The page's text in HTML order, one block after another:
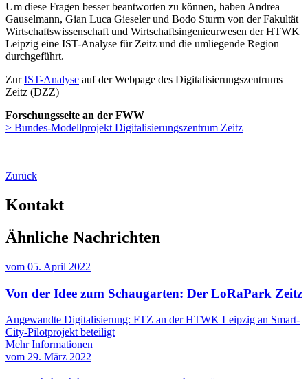
Um diese Fragen besser beantworten zu können, haben Andrea
Gauselmann, Gian Luca Gieseler und Bodo Sturm von der Fakultät
Wirtschaftswissenschaft und Wirtschafts­ingenieurwesen der HTWK
Leipzig eine IST-Analyse für Zeitz und die umliegende Region
durchgeführt.
ZurIST-Analyse auf der Webpage des Digitalisierungszentrums
Zeitz (DZZ)
Forschungsseite an der FWW
> Bundes-Modellprojekt Digitalisierungszentrum Zeitz
Zurück
Kontakt
Ähnliche Nachrichten
vom 05. April 2022
Von der Idee zum Schaugarten: Der LoRaPark Zeitz
Angewandte Digitalisierung: FTZ an der HTWK Leipzig an Smart-
City-Pilotprojekt beteiligt
Mehr Informationen
vom 29. März 2022